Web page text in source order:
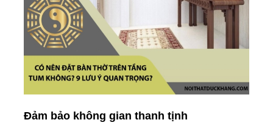
Đảm bảo không gian thanh tịnh